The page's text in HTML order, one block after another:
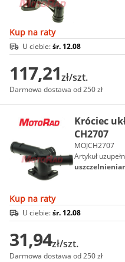
Kup na raty
U ciebie:śr. 12.08
117,21zł/szt.
Darmowa dostawa od 250 zł
Króciec
CH2707
MOJCH2707
Artykuł
Kup na raty
U ciebie:śr. 12.08
31,94zł/szt.
Darmowa dostawa od 250 zł